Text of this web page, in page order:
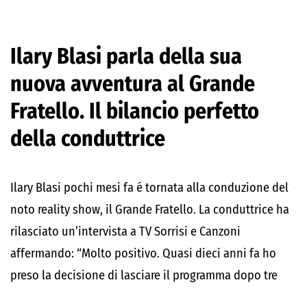
Ilary Blasi parla della sua
nuova avventura al Grande
Fratello. Il bilancio perfetto
della conduttrice
Ilary Blasi pochi mesi fa é tornata alla conduzione del
noto reality show, il Grande Fratello. La conduttrice ha
rilasciato un’intervista a TV Sorrisi e Canzoni
affermando: “Molto positivo. Quasi dieci anni fa ho
preso la decisione di lasciare il programma dopo tre